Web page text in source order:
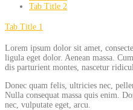
Tab Title 2
Tab Title 1
Lorem ipsum dolor sit amet,
ligula eget dolor. Aenean massa.
dis parturient montes, nascetur
Donec quam felis, ultricies nec,
Nulla consequat massa quis enim.
nec, vulputate eget, arcu.